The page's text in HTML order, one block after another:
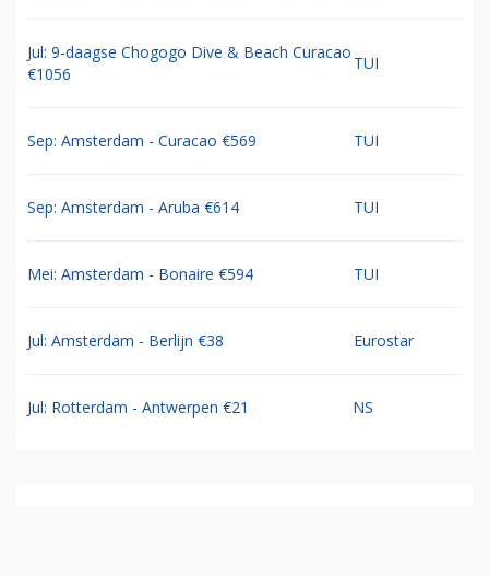
Jul: 9-daagse Chogogo Dive & Beach Curacao
€1056
TUI
Sep: Amsterdam - Curacao €569 TUI
Sep: Amsterdam - Aruba €614 TUI
Mei: Amsterdam - Bonaire €594 TUI
Jul: Amsterdam - Berlijn €38 Eurostar
Jul: Rotterdam - Antwerpen €21 NS